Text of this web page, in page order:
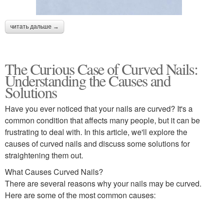
читать дальше →
The Curious Case of Curved Nails:
Understanding the Causes and
Solutions
Have you ever noticed that your nails are curved? It's a
common condition that affects many people, but it can be
frustrating to deal with. In this article, we'll explore the
causes of curved nails and discuss some solutions for
straightening them out.
What Causes Curved Nails?
There are several reasons why your nails may be curved.
Here are some of the most common causes: